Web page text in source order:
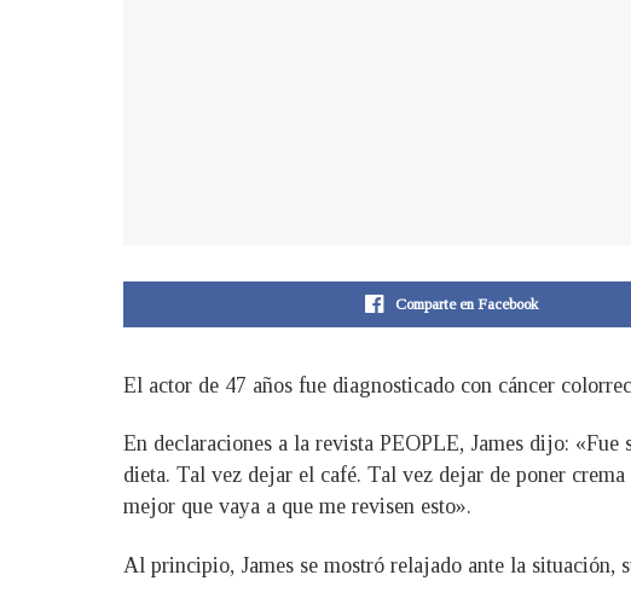
Comparte en Facebook
El actor de 47 años fue diagnosticado con cáncer
En declaraciones a la revista PEOPLE, James dijo:
dieta. Tal vez dejar el café. Tal vez dejar de poner
mejor que vaya a que me revisen esto».
Al principio, James se mostró relajado ante la situación,